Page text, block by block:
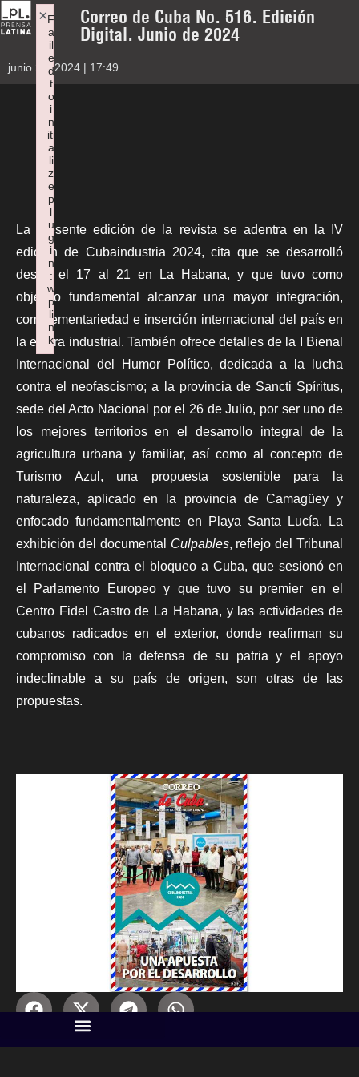
Correo de Cuba No. 516. Edición
Digital. Junio de 2024
junio 26, 2024 | 17:49
La presente edición de la revista se adentra en la IV
edición de Cubaindustria 2024, cita que se desarrolló
desde el 17 al 21 en La Habana, y que tuvo como
objetivo fundamental alcanzar una mayor integración,
complementariedad e inserción internacional del país en
la esfera industrial. También ofrece detalles de la
I Bienal
Internacional del Humor Político, dedicada a la lucha
contra el neofascismo; a la provincia de Sancti Spíritus,
sede del Acto Nacional por el 26 de Julio, por ser uno de
los mejores territorios en el desarrollo integral de la
agricultura urbana y familiar, así como al concepto de
Turismo Azul, una propuesta sostenible para la
naturaleza, aplicado en la provincia de Camagüey y
enfocado fundamentalmente en Playa Santa Lucía. La
exhibición del documental Culpables, reflejo del Tribunal
Internacional contra el bloqueo a Cuba, que sesionó en
el Parlamento Europeo y que tuvo su premier en el
Centro Fidel Castro de La Habana, y las actividades de
cubanos radicados en el exterior, donde reafirman su
compromiso con la defensa de su patria y el apoyo
indeclinable a su país de origen, son otras de las
propuestas.
F
a
il
e
d
t
o
i
n
iti
a
li
z
e
p
l
u
g
i
n
:
w
p
li
n
k
×
Failed to initialize plugin: wplink